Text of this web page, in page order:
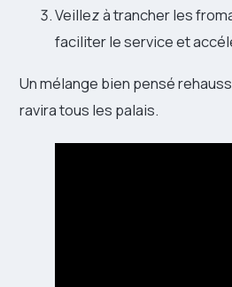
Veillez à trancher les
faciliter le service et
Un mélange bien pensé
ravira tous les palais.